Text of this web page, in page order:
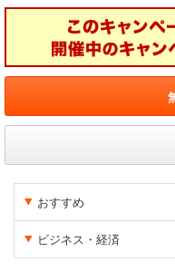
おすすめ
ビジネス・経済